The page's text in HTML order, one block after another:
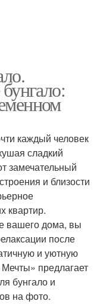
каждый человек
сладкий
замечательный
и близости
квартир.
вашего дома, вы
после
и уютную
предлагает
бунгало и
на фото.